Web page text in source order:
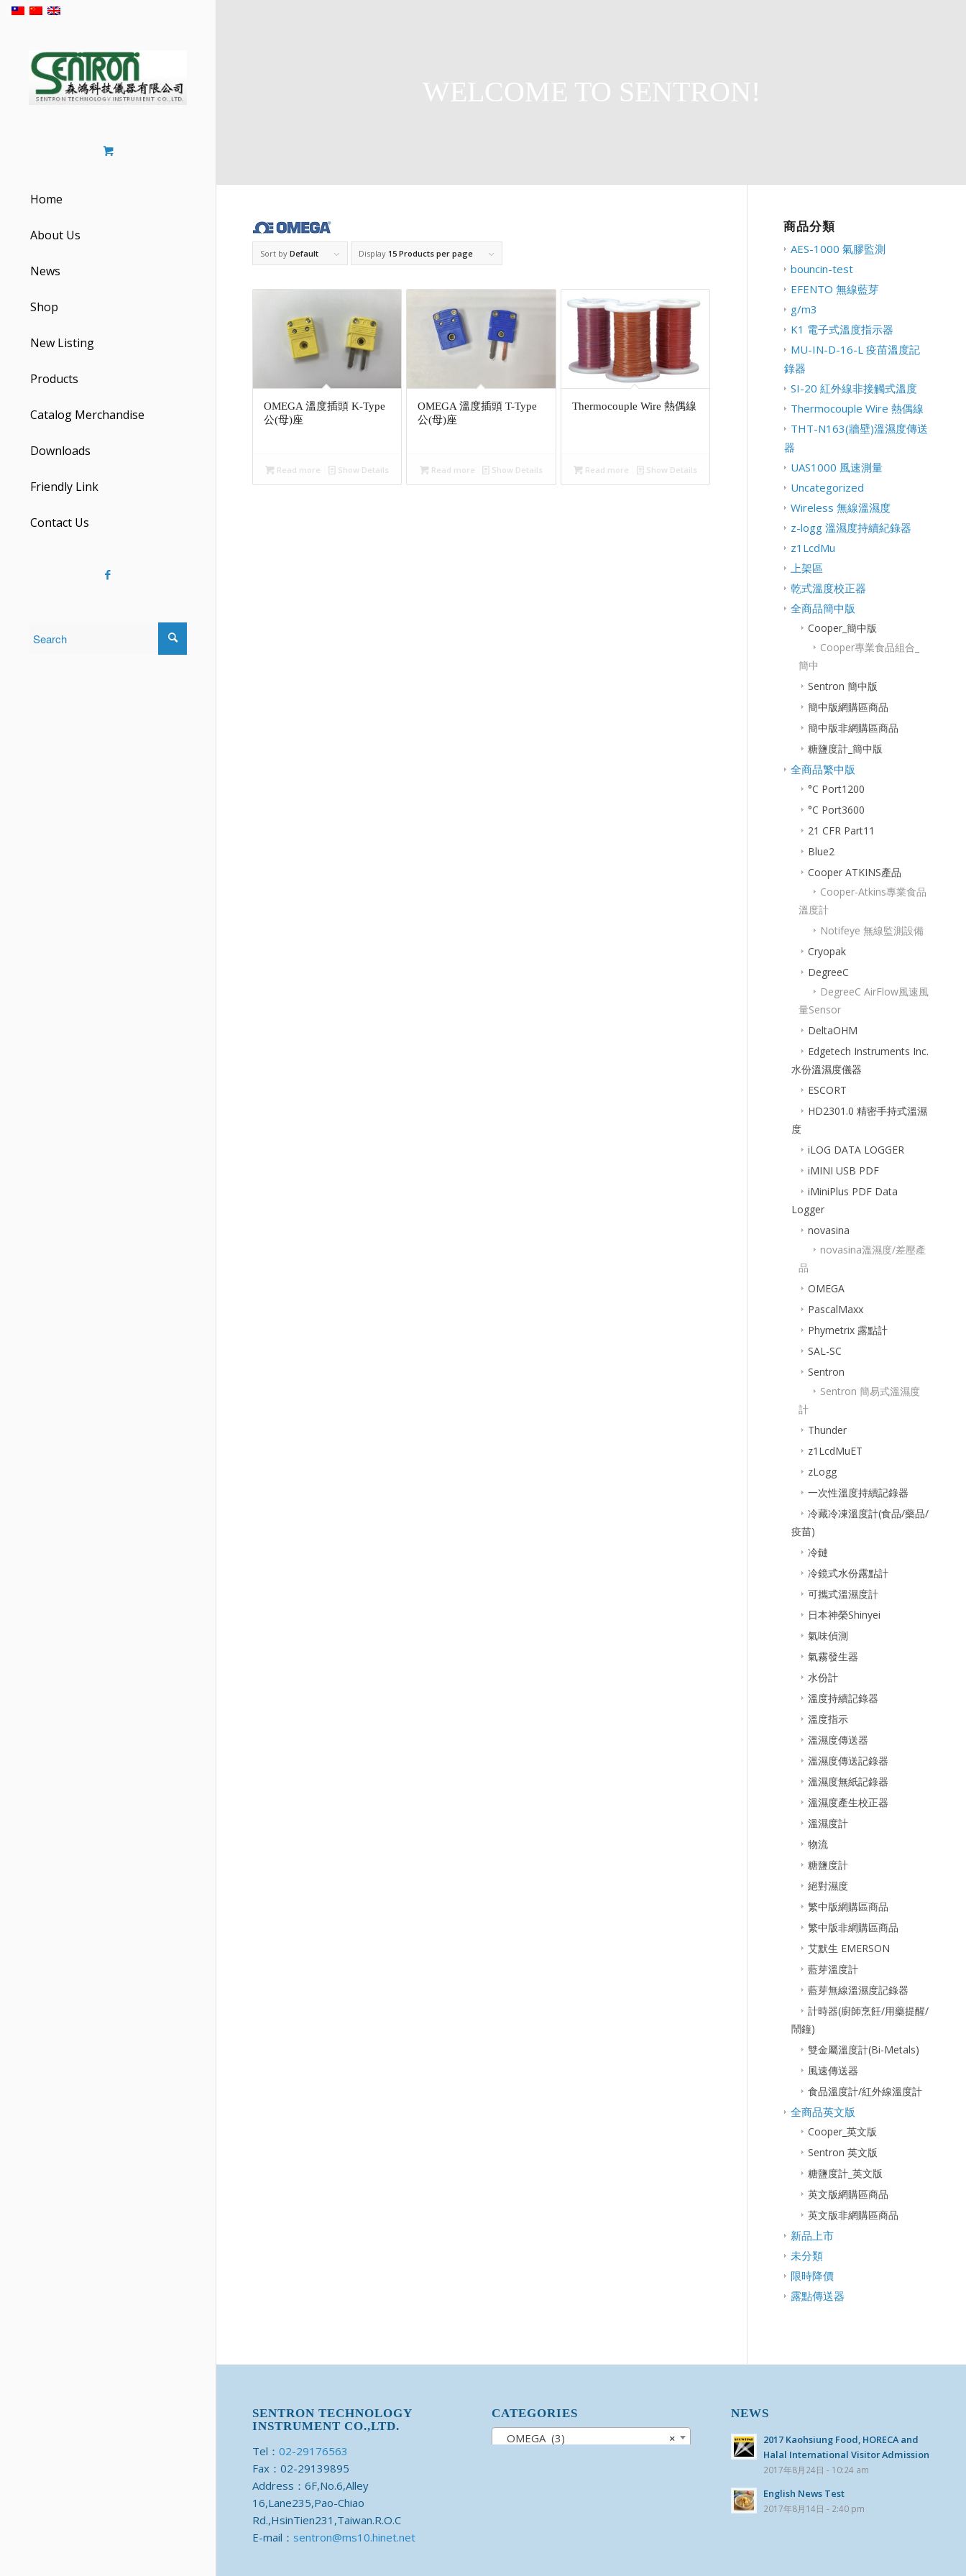
Home
About Us
News
Shop
New Listing
Products
Catalog Merchandise
Downloads
Friendly Link
Contact Us
WELCOME TO SENTRON!
Sort by Default Display 15 Products per page
OMEGA 溫度插頭 K-Type
公(母)座
Read more Show Details
OMEGA 溫度插頭 T-Type
公(母)座
Read more Show Details
Thermocouple Wire 熱偶線
Read more Show Details
商品分類
AES-1000 氣膠監測
bouncin-test
EFENTO 無線藍芽
g/m3
K1 電子式溫度指示器
MU-IN-D-16-L 疫苗溫度記
錄器
SI-20 紅外線非接觸式溫度
Thermocouple Wire 熱偶線
THT-N163(牆壁)溫濕度傳送
器
UAS1000 風速測量
Uncategorized
Wireless 無線溫濕度
z-logg 溫濕度持續紀錄器
z1LcdMu
上架區
乾式溫度校正器
全商品簡中版
Cooper_簡中版
Cooper專業食品組合_
簡中
Sentron 簡中版
簡中版網購區商品
簡中版非網購區商品
糖鹽度計_簡中版
全商品繁中版
°C Port1200
°C Port3600
21 CFR Part11
Blue2
Cooper ATKINS產品
Cooper-Atkins專業食品
溫度計
Notifeye 無線監測設備
Cryopak
DegreeC
DegreeC AirFlow風速風
量Sensor
DeltaOHM
Edgetech Instruments Inc.
水份溫濕度儀器
ESCORT
HD2301.0 精密手持式溫濕
度
iLOG DATA LOGGER
iMINI USB PDF
iMiniPlus PDF Data
Logger
novasina
novasina溫濕度/差壓產
品
OMEGA
PascalMaxx
Phymetrix 露點計
SAL-SC
Sentron
Sentron 簡易式溫濕度
計
Thunder
z1LcdMuET
zLogg
一次性溫度持續記錄器
冷藏冷凍溫度計(食品/藥品/
疫苗)
冷鏈
冷鏡式水份露點計
可攜式溫濕度計
日本神榮Shinyei
氣味偵測
氣霧發生器
水份計
溫度持續記錄器
溫度指示
溫濕度傳送器
溫濕度傳送記錄器
溫濕度無紙記錄器
溫濕度產生校正器
溫濕度計
物流
糖鹽度計
絕對濕度
繁中版網購區商品
繁中版非網購區商品
艾默生 EMERSON
藍芽溫度計
藍芽無線溫濕度記錄器
計時器(廚師烹飪/用藥提醒/
鬧鐘)
雙金屬溫度計(Bi-Metals)
風速傳送器
食品溫度計/紅外線溫度計
全商品英文版
Cooper_英文版
Sentron 英文版
糖鹽度計_英文版
英文版網購區商品
英文版非網購區商品
新品上市
未分類
限時降價
露點傳送器
SENTRON TECHNOLOGY
INSTRUMENT CO.,LTD.
Tel： 02-29176563
Fax：02-29139895
Address：6F,No.6,Alley
16,Lane235,Pao-Chiao
Rd.,HsinTien231,Taiwan.R.O.C
E-mail： sentron@ms10.hinet.net
CATEGORIES
×
OMEGA (3)
NEWS
2017 Kaohsiung Food, HORECA and
Halal International Visitor Admission
2017年8月24日 - 10:24 am
English News Test
2017年8月14日 - 2:40 pm